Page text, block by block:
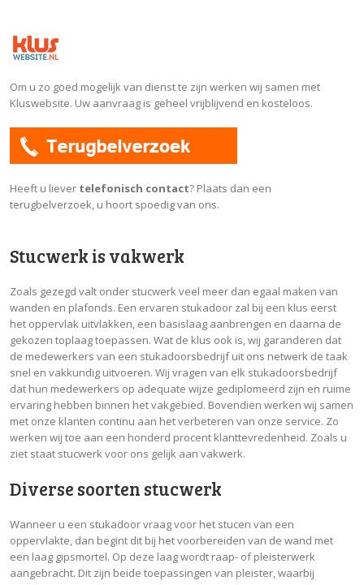
Om u zo goed mogelijk van dienst te zijn werken wij samen met
Kluswebsite. Uw aanvraag is geheel vrijblijvend en kosteloos.
Heeft u liever telefonisch contact? Plaats dan een
terugbelverzoek, u hoort spoedig van ons.
Stucwerk is vakwerk
Zoals gezegd valt onder stucwerk veel meer dan egaal maken van
wanden en plafonds. Een ervaren stukadoor zal bij een klus eerst
het oppervlak uitvlakken, een basislaag aanbrengen en daarna de
gekozen toplaag toepassen. Wat de klus ook is, wij garanderen dat
de medewerkers van een stukadoorsbedrijf uit ons netwerk de taak
snel en vakkundig uitvoeren. Wij vragen van elk stukadoorsbedrijf
dat hun medewerkers op adequate wijze gediplomeerd zijn en ruime
ervaring hebben binnen het vakgebied. Bovendien werken wij samen
met onze klanten continu aan het verbeteren van onze service. Zo
werken wij toe aan een honderd procent klanttevredenheid. Zoals u
ziet staat stucwerk voor ons gelijk aan vakwerk.
Diverse soorten stucwerk
Wanneer u een stukadoor vraag voor het stucen van een
oppervlakte, dan begint dit bij het voorbereiden van de wand met
een laag gipsmortel. Op deze laag wordt raap- of pleisterwerk
aangebracht. Dit zijn beide toepassingen van pleister, waarbij